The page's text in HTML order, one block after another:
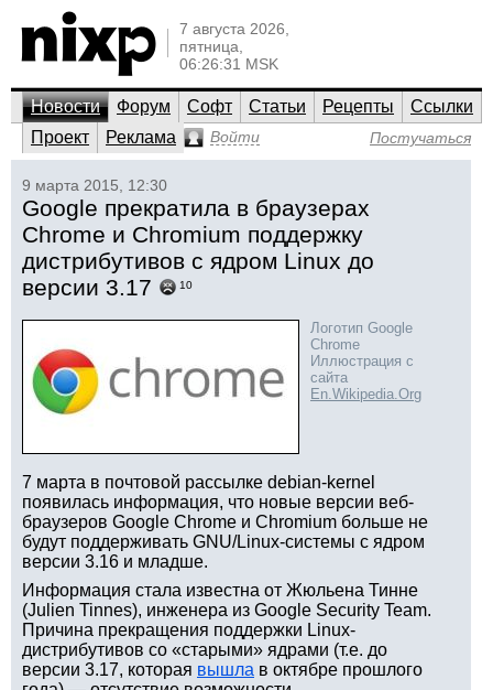
7 августа 2026,
пятница,
06:26:31 MSK
Новости Форум Софт Статьи Рецепты
Ссылки
Проект
Реклама Войти Постучаться
9 марта 2015, 12:30
Google прекратила в браузерах
Chrome и Chromium поддержку
дистрибутивов с ядром Linux до
версии 3.17
10
Логотип Google
Chrome
Иллюстрация с
сайта
En.Wikipedia.Org
7 марта в почтовой рассылке debian-kernel
появилась информация, что новые версии веб-
браузеров Google Chrome и Chromium больше не
будут поддерживать GNU/Linux-системы с ядром
версии 3.16 и младше.
Информация стала известна от Жюльена Тинне
(Julien Tinnes), инженера из Google Security Team.
Причина прекращения поддержки Linux-
дистрибутивов со «старыми» ядрами (т.е. до
версии 3.17, которая вышла в октябре прошлого